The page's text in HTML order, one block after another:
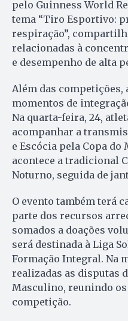
pelo Guinness World
tema “Tiro Esportivo:
respiração”,
relacionadas à
e desempenho de alta
Além das competições,
momentos de
Na quarta-feira, 24,
acompanhar a
e Escócia pela Copa do
acontece a tradicional
Noturno, seguida de
O evento também terá
parte dos recursos
somados a doações
será destinada à Liga
Formação Integral. Na
realizadas as disputas
Masculino, reunindo
competição.